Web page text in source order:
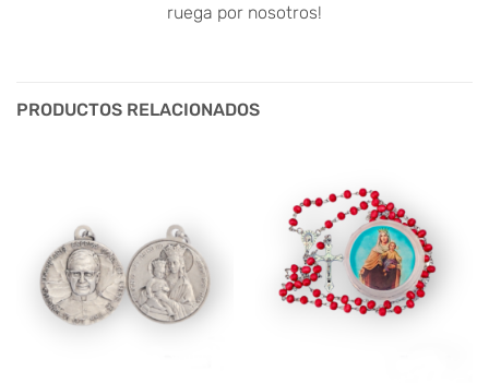
ruega por nosotros!
PRODUCTOS RELACIONADOS